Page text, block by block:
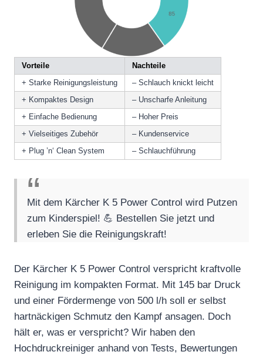
Vorteile
Nachteile
+ Starke Reinigungsleistung
– Schlauch knickt leicht
+ Kompaktes Design
– Unscharfe Anleitung
+ Einfache Bedienung
– Hoher Preis
+ Vielseitiges Zubehör
– Kundenservice
+ Plug ’n‘ Clean System
– Schlauchführung
Mit dem Kärcher K 5 Power Control wird Putzen
zum Kinderspiel! 💪 Bestellen Sie jetzt und
erleben Sie die Reinigungskraft!
Der Kärcher K 5 Power Control verspricht kraftvolle
Reinigung im kompakten Format. Mit 145 bar Druck
und einer Fördermenge von 500 l/h soll er selbst
hartnäckigen Schmutz den Kampf ansagen. Doch
hält er, was er verspricht? Wir haben den
Hochdruckreiniger anhand von Tests, Bewertungen